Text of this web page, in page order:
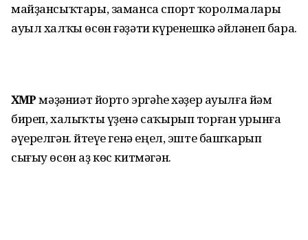
майҙансыҡтары, заманса спорт ҡоролмалары
ауыл халҡы өсөн ғәҙәти күренешкә әйләнеп бара.
ӘХМӘРмәҙәниәт йорто эргәһе хәҙер ауылға йәм
биреп, халыҡты үҙенә саҡырып торған урынға
әүерелгән. Әйтеүе генә еңел, эште башҡарып
сығыу өсөн аҙ көс китмәгән.